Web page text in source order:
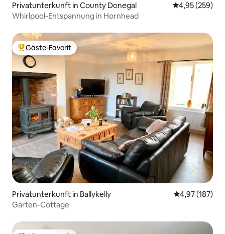
Privatunterkunft in County Donegal
4,95 (259)
Whirlpool-Entspannung in Hornhead
Beliebter Gäste-Favorit.
Gäste-Favorit
Privatunterkunft in Ballykelly
4,97 (187)
Garten-Cottage